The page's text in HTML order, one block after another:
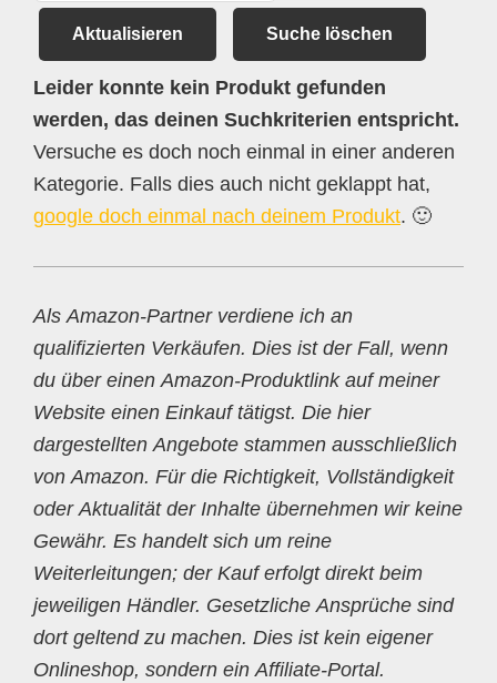
Aktualisieren Suche löschen
Leider konnte kein Produkt gefunden
werden, das deinen Suchkriterien entspricht.
Versuche es doch noch einmal in einer anderen
Kategorie. Falls dies auch nicht geklappt hat,
google doch einmal nach deinem Produkt. 🙂
Als Amazon-Partner verdiene ich an
qualifizierten Verkäufen. Dies ist der Fall, wenn
du über einen Amazon-Produktlink auf meiner
Website einen Einkauf tätigst. Die hier
dargestellten Angebote stammen ausschließlich
von Amazon. Für die Richtigkeit, Vollständigkeit
oder Aktualität der Inhalte übernehmen wir keine
Gewähr. Es handelt sich um reine
Weiterleitungen; der Kauf erfolgt direkt beim
jeweiligen Händler. Gesetzliche Ansprüche sind
dort geltend zu machen. Dies ist kein eigener
Onlineshop, sondern ein Affiliate-Portal.